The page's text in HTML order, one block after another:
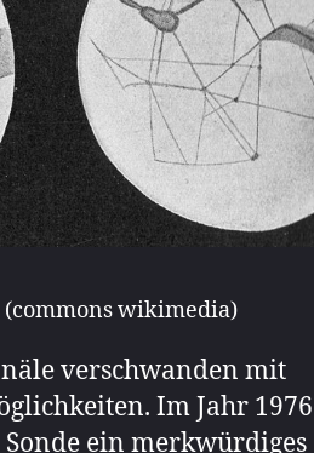
wikimedia)
verschwanden mit
Im Jahr 1976
ein merkwürdiges